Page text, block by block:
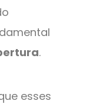
.
esses